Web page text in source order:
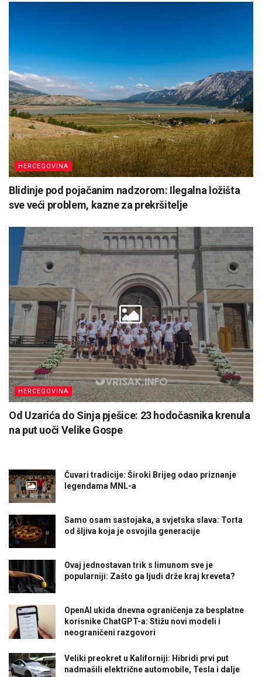
HERCEGOVINA
Blidinje pod pojačanim nadzorom: Ilegalna ložišta
sve veći problem, kazne za prekršitelje
HERCEGOVINA
Od Uzarića do Sinja pješice: 23 hodočasnika krenula
na put uoči Velike Gospe
Čuvari tradicije: Široki Brijeg odao priznanje
legendama MNL-a
Samo osam sastojaka, a svjetska slava: Torta
od šljiva koja je osvojila generacije
Ovaj jednostavan trik s limunom sve je
popularniji: Zašto ga ljudi drže kraj kreveta?
OpenAI ukida dnevna ograničenja za besplatne
korisnike ChatGPT-a: Stižu novi modeli i
neograničeni razgovori
Veliki preokret u Kaliforniji: Hibridi prvi put
nadmašili električne automobile, Tesla i dalje